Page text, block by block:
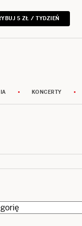
5 ZŁ / TYDZIEŃ
KONCERTY